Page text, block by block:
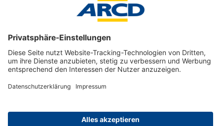
Mitgliedschaft kündigen